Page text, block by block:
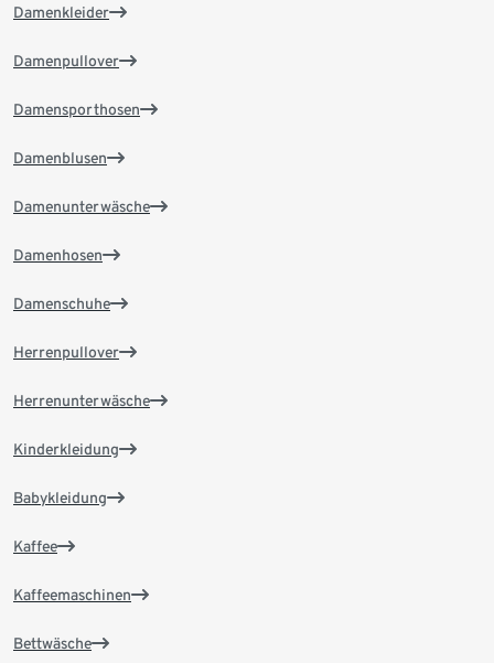
Damenkleider
Damenpullover
Damensporthosen
Damenblusen
Damenunterwäsche
Damenhosen
Damenschuhe
Herrenpullover
Herrenunterwäsche
Kinderkleidung
Babykleidung
Kaffee
Kaffeemaschinen
Bettwäsche